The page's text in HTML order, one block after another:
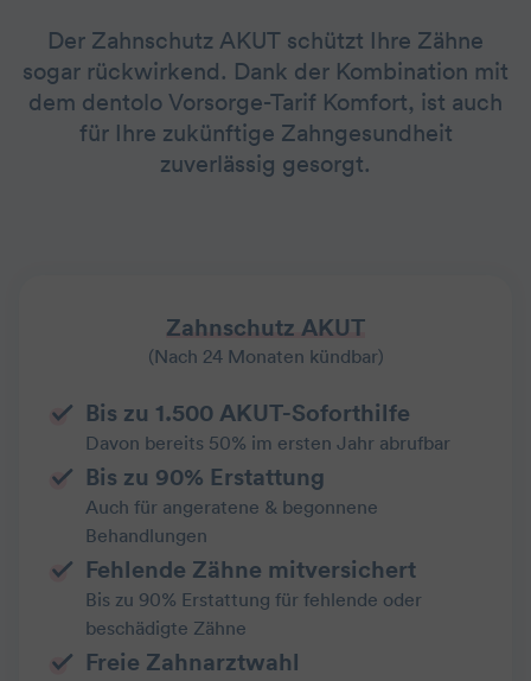
Der Zahnschutz AKUT schützt Ihre Zähne
sogar rückwirkend. Dank der Kombination mit
dem dentolo Vorsorge-Tarif Komfort, ist auch
für Ihre zukünftige Zahngesundheit
zuverlässig gesorgt.
Zahnschutz AKUT
(Nach 24 Monaten kündbar)
Bis zu 1.500 AKUT-Soforthilfe
Davon bereits 50% im ersten Jahr abrufbar
Bis zu 90% Erstattung
Auch für angeratene & begonnene
Behandlungen
Fehlende Zähne mitversichert
Bis zu 90% Erstattung für fehlende oder
beschädigte Zähne
Freie Zahnarztwahl